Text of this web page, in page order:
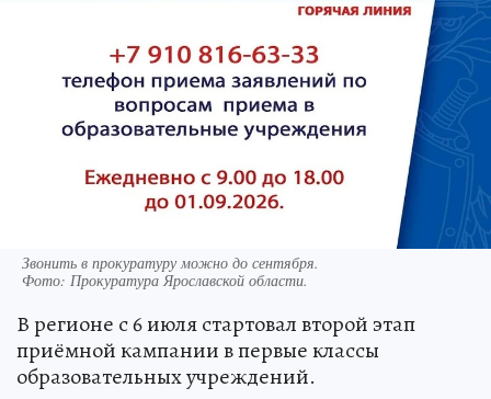
Звонить в прокуратуру можно до сентября.
Фото: Прокуратура Ярославской области.
В регионе с 6 июля стартовал второй этап
приёмной кампании в первые классы
образовательных учреждений.